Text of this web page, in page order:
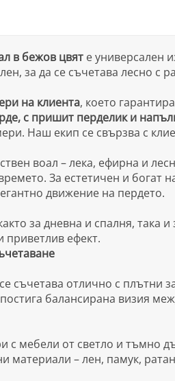
в бежов цвяте универсален
за да се съчетава лесно с
на клиента, което
с пришит перделик и
Наш екип се свързва с
воал – лека, ефирна и
За естетичен и
движение на пердето.
за дневна и спалня, така
приветлив ефект.
съчетава отлично с плътни
балансирана визия
с мебели от светло и тъмно
материали – лен, памук,